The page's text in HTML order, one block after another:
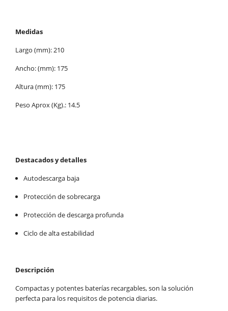
Medidas
Largo (mm): 210
Ancho: (mm): 175
Altura (mm): 175
Peso Aprox (Kg).: 14.5
Destacados y detalles
Autodescarga baja
Protección de sobrecarga
Protección de descarga profunda
Ciclo de alta estabilidad
Descripción
Compactas y potentes baterías recargables, son la solución
perfecta para los requisitos de potencia diarias.